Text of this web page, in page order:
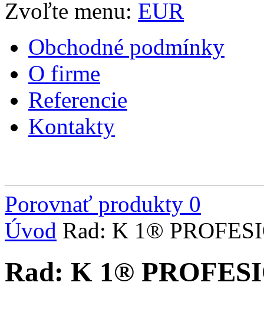
Zvoľte menu: EUR
Obchodné podmínky
O firme
Referencie
Kontakty
Porovnať produkty 0
Úvod Rad: K 1®
Rad: K 1®